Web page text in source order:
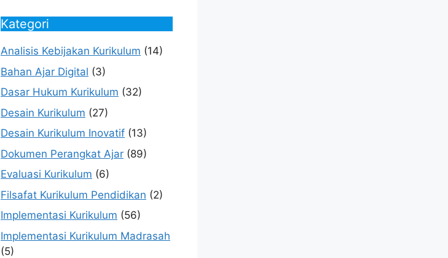
Kategori
Analisis Kebijakan Kurikulum (14)
Bahan Ajar Digital (3)
Dasar Hukum Kurikulum (32)
Desain Kurikulum (27)
Desain Kurikulum Inovatif (13)
Dokumen Perangkat Ajar (89)
Evaluasi Kurikulum (6)
Filsafat Kurikulum Pendidikan (2)
Implementasi Kurikulum (56)
Implementasi Kurikulum Madrasah
(5)